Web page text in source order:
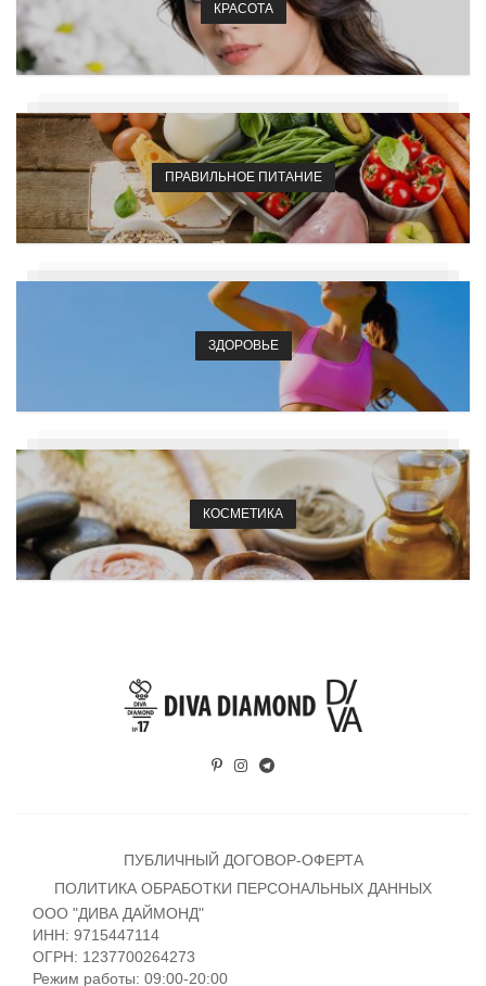
КРАСОТА
ПРАВИЛЬНОЕ ПИТАНИЕ
ЗДОРОВЬЕ
КОСМЕТИКА
ПУБЛИЧНЫЙ ДОГОВОР-ОФЕРТА
ПОЛИТИКА ОБРАБОТКИ ПЕРСОНАЛЬНЫХ ДАННЫХ
ООО "ДИВА ДАЙМОНД"
ИНН: 9715447114
ОГРН: 1237700264273
Режим работы: 09:00-20:00